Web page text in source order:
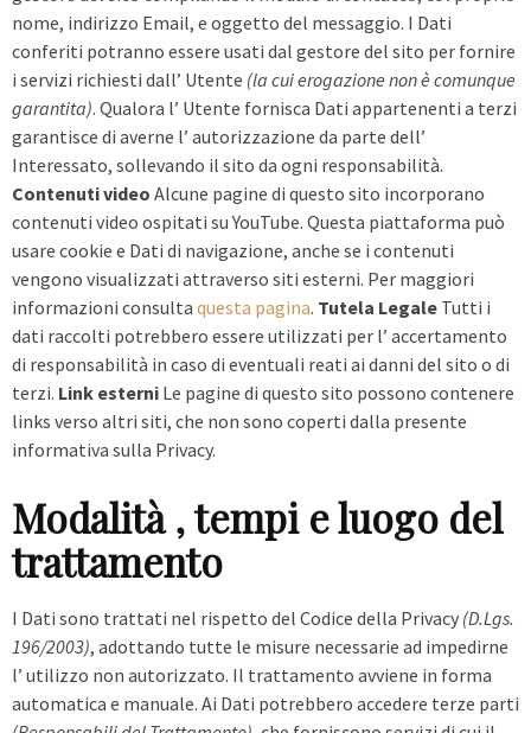
nome, indirizzo Email, e oggetto del messaggio. I Dati
conferiti potranno essere usati dal gestore del sito per fornire
i servizi richiesti dall’ Utente (la cui erogazione non è comunque
garantita). Qualora l’ Utente fornisca Dati appartenenti a terzi
garantisce di averne l’ autorizzazione da parte dell’
Interessato, sollevando il sito da ogni responsabilità.
Contenuti video Alcune pagine di questo sito incorporano
contenuti video ospitati su YouTube. Questa piattaforma può
usare cookie e Dati di navigazione, anche se i contenuti
vengono visualizzati attraverso siti esterni. Per maggiori
informazioni consulta questa pagina. Tutela Legale Tutti i
dati raccolti potrebbero essere utilizzati per l’ accertamento
di responsabilità in caso di eventuali reati ai danni del sito o di
terzi. Link esterni Le pagine di questo sito possono contenere
links verso altri siti, che non sono coperti dalla presente
informativa sulla Privacy.
Modalità , tempi e luogo del
trattamento
I Dati sono trattati nel rispetto del Codice della Privacy (D.Lgs.
196/2003), adottando tutte le misure necessarie ad impedirne
l’ utilizzo non autorizzato. Il trattamento avviene in forma
automatica e manuale. Ai Dati potrebbero accedere terze parti